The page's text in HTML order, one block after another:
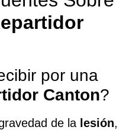
por una
Canton?
de la lesión,